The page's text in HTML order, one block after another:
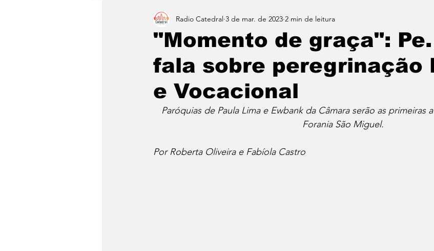
ESPORTE
"Momento de graça":
fala sobre peregrinação
e Vocacional
Radio Catedral 3 de mar. de 2023 2 min de leitura
Paróquias de Paula Lima e Ewbank da Câmara serão as primeiras
Forania São Miguel.
Por Roberta Oliveira e Fabíola Castro